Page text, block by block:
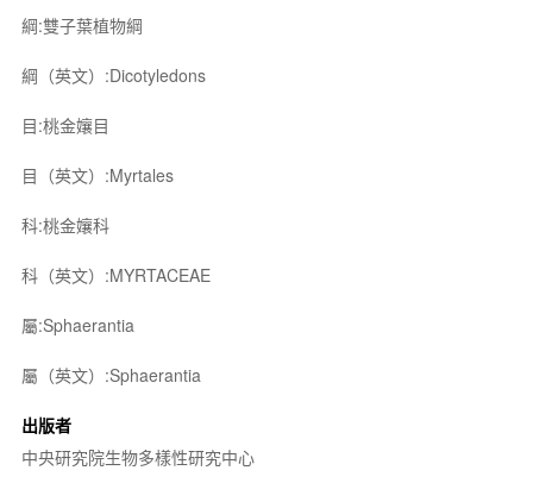
綱:雙子葉植物綱
綱（英文）:Dicotyledons
目:桃金孃目
目（英文）:Myrtales
科:桃金孃科
科（英文）:MYRTACEAE
屬:Sphaerantia
屬（英文）:Sphaerantia
出版者
中央研究院生物多樣性研究中心